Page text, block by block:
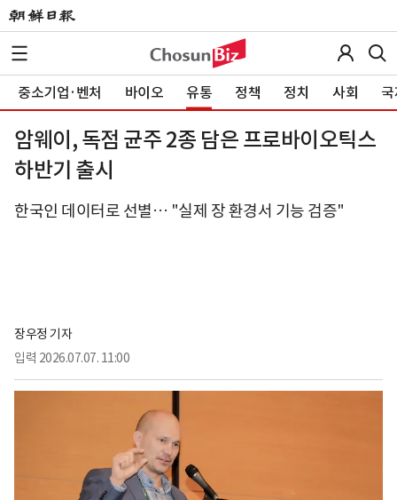
중소기업·벤처 바이오 유통 정책 정치 사회
암웨이, 독점 균주 2종 담은 프로바이오틱스
하반기 출시
한국인 데이터로 선별… "실제 장 환경서 기능 검증"
장우정 기자
입력 2026.07.07. 11:00